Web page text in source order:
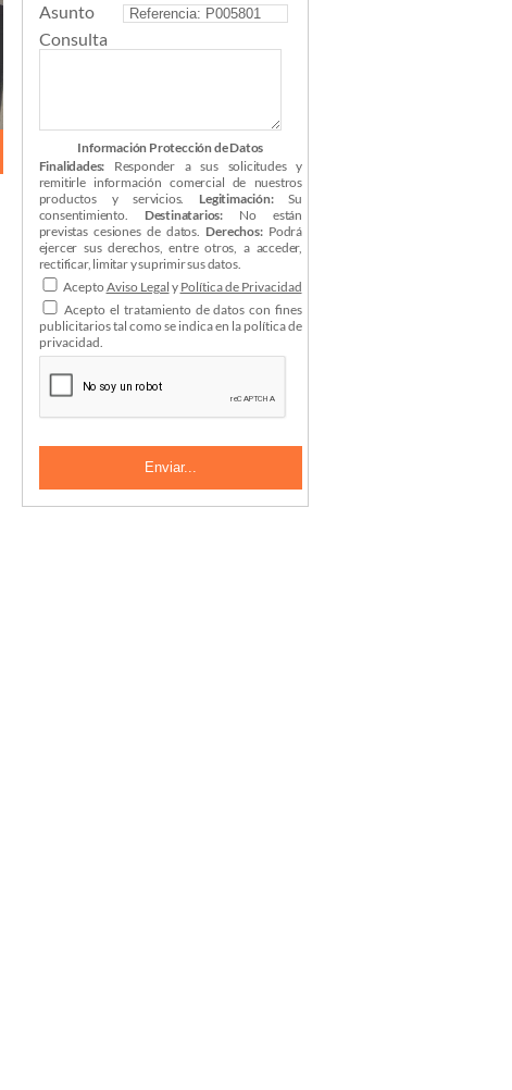
Asunto
Consulta
Información Protección de Datos
Finalidades: Responder a sus solicitudes y
remitirle información comercial de nuestros
productos y servicios. Legitimación:Su
consentimiento. Destinatarios:No están
previstas cesiones de datos. Derechos:Podrá
ejercer sus derechos, entre otros, a acceder,
rectificar, limitar y suprimir sus datos.
Acepto Aviso Legal y Política de Privacidad
Acepto el tratamiento de datos con fines
publicitarios tal como se indica en la política de
privacidad.